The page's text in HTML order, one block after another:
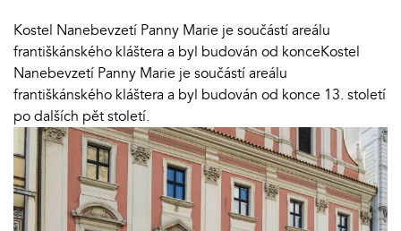
Kostel Nanebevzetí Panny Marie je součástí areálu
františkánského kláštera a byl budován od konceKostel
Nanebevzetí Panny Marie je součástí areálu
františkánského kláštera a byl budován od konce 13. století
po dalších pět století.